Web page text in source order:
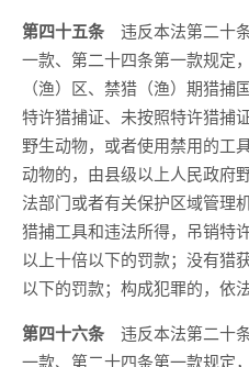
第四十五条 违反本法第二十
一款、第二十四条第一款规定
（渔）区、禁猎（渔）期猎
特许猎捕证、未按照特许猎捕
野生动物，或者使用禁用的工
动物的，由县级以上人民政府
法部门或者有关保护区域管理
猎捕工具和违法所得，吊销特
以上十倍以下的罚款；没有猎
以下的罚款；构成犯罪的，依
第四十六条 违反本法第二十
一款、第二十四条第一款规定